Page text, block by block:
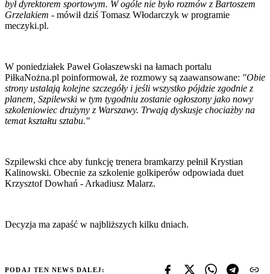
był dyrektorem sportowym. W ogóle nie było rozmów z Bartoszem
Grzelakiem - mówił dziś Tomasz Włodarczyk w programie
meczyki.pl.
W poniedziałek Paweł Gołaszewski na łamach portalu
PiłkaNożna.pl poinformował, że rozmowy są zaawansowane: "Obie
strony ustalają kolejne szczegóły i jeśli wszystko pójdzie zgodnie z
planem, Szpilewski w tym tygodniu zostanie ogłoszony jako nowy
szkoleniowiec drużyny z Warszawy. Trwają dyskusje chociażby na
temat kształtu sztabu."
Szpilewski chce aby funkcję trenera bramkarzy pełnił Krystian
Kalinowski. Obecnie za szkolenie golkiperów odpowiada duet
Krzysztof Dowhań - Arkadiusz Malarz.
Decyzja ma zapaść w najbliższych kilku dniach.
PODAJ TEN NEWS DALEJ: